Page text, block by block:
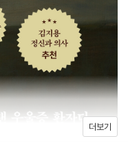
자가 보내온 한국어판 서
한 소회와, 자신의 우울을
았다.
한 감정들(강박, 불안, 애
증상(정신병원, 자해, 우울
인지치료 등 그가 몸소 겪
더보기